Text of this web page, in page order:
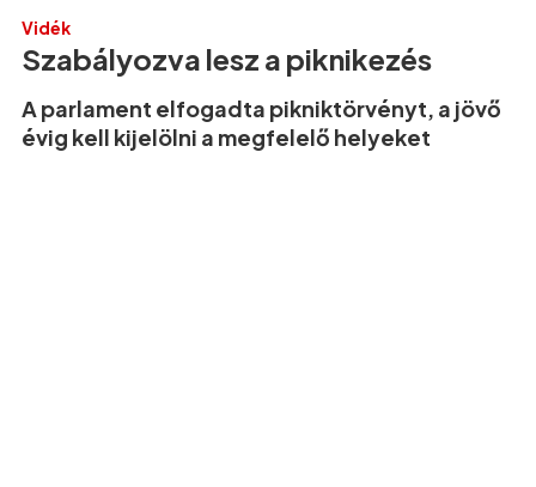
Vidék
Szabályozva lesz a piknikezés
A parlament elfogadta pikniktörvényt, a jövő
évig kell kijelölni a megfelelő helyeket